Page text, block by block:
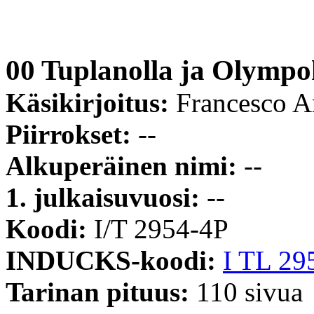
00 Tuplanolla ja
Käsikirjoitus: Francesco
Piirrokset: --
Alkuperäinen nimi: --
1. julkaisuvuosi: --
Koodi: I/T 2954-4P
INDUCKS-koodi: I TL
Tarinan pituus: 110 sivua